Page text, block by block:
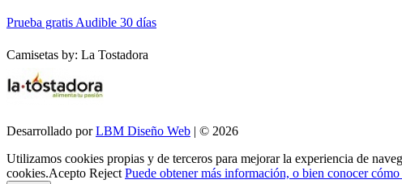
Prueba gratis Audible 30 días
Camisetas by: La Tostadora
Desarrollado porLBM Diseño Web | © 2026
Utilizamos cookies propias y de terceros para mejorar la experiencia de
cookies.Acepto Reject Puede obtener más información, o bien conocer